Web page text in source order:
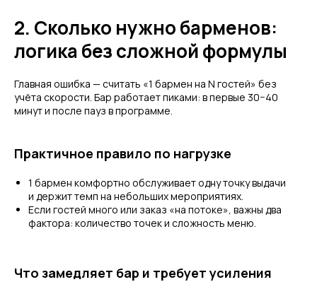
2. Сколько нужно барменов:
логика без сложной формулы
Главная ошибка — считать «1 бармен на N гостей» без
учёта скорости. Бар работает пиками: в первые 30−40
минут и после пауз в программе.
Практичное правило по нагрузке
1 бармен комфортно обслуживает одну точку выдачи
и держит темп на небольших мероприятиях.
Если гостей много или заказ «на потоке», важны два
фактора: количество точек и сложность меню.
Что замедляет бар и требует усиления